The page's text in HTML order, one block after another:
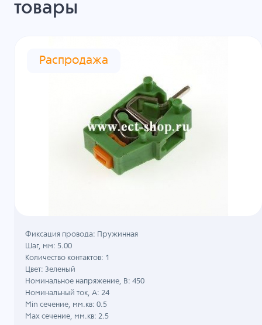
товары
Распродажа
Фиксация провода: Пружинная
Шаг, мм: 5.00
Количество контактов: 1
Цвет: Зеленый
Номинальное напряжение, B: 450
Номинальный ток, А: 24
Min сечение, мм.кв: 0.5
Max сечение, мм.кв: 2.5